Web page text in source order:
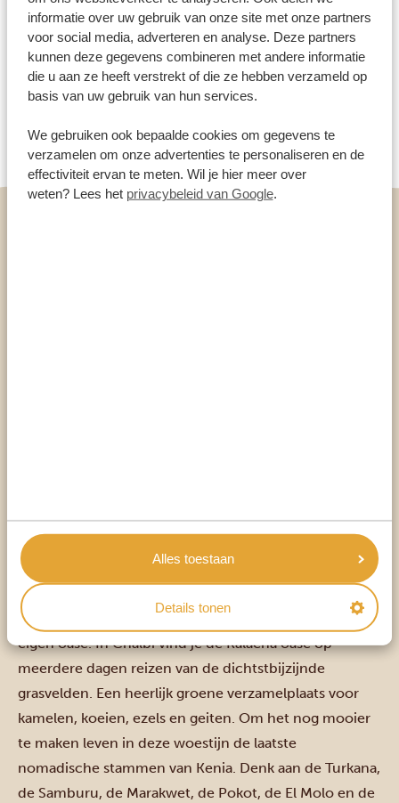
informatie over uw gebruik van onze site met onze partners
voor social media, adverteren en analyse. Deze partners
kunnen deze gegevens combineren met andere informatie
die u aan ze heeft verstrekt of die ze hebben verzameld op
basis van uw gebruik van hun services.
We gebruiken ook bepaalde cookies om gegevens te
verzamelen om onze advertenties te personaliseren en de
effectiviteit ervan te meten. Wil je hier meer over
weten? Lees het privacybeleid van Google.
Alles toestaan
Details tonen
heuvellandschappen. In de Rift Valley vind je
bovendien slapende vulkanen en calderas zoalsMount
Longonoten de Menengai krater – allebei perfecte
plekken voor heerlijke wandelingen.
De Chalbi woestijn staat bekend om haar prachtige
natuur in Kenia. Denk aan opstuivende zandduinen,
eeuwenoude lavastromen en vulkanische gebergten,
met zoetwatermeer Lake Turkana aan de rand ervan.
En een woestijn is natuurlijk geen woestijn zonder haar
eigen oase. In Chalbi vind je de Kalacha oase op
meerdere dagen reizen van de dichtstbijzijnde
grasvelden. Een heerlijk groene verzamelplaats voor
kamelen, koeien, ezels en geiten. Om het nog mooier
te maken leven in deze woestijn de laatste
nomadische stammen van Kenia. Denk aan de Turkana,
de Samburu, de Marakwet, de Pokot, de El Molo en de